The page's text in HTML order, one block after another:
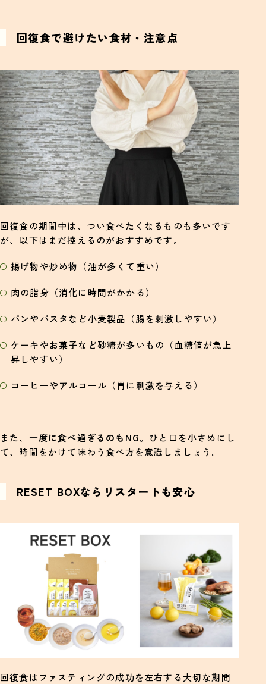
回復食で避けたい食材・注意点
回復食の期間中は、つい食べたくなるものも多いです
が、以下はまだ控えるのがおすすめです。
揚げ物や炒め物（油が多くて重い）
肉の脂身（消化に時間がかかる）
パンやパスタなど小麦製品（腸を刺激しやすい）
ケーキやお菓子など砂糖が多いもの（血糖値が急上
昇しやすい）
コーヒーやアルコール（胃に刺激を与える）
また、 一度に食べ過ぎるのもNG。ひと口を小さめにし
て、時間をかけて味わう食べ方を意識しましょう。
RESET BOXならリスタートも安心
回復食はファスティングの成功を左右する大切な期間